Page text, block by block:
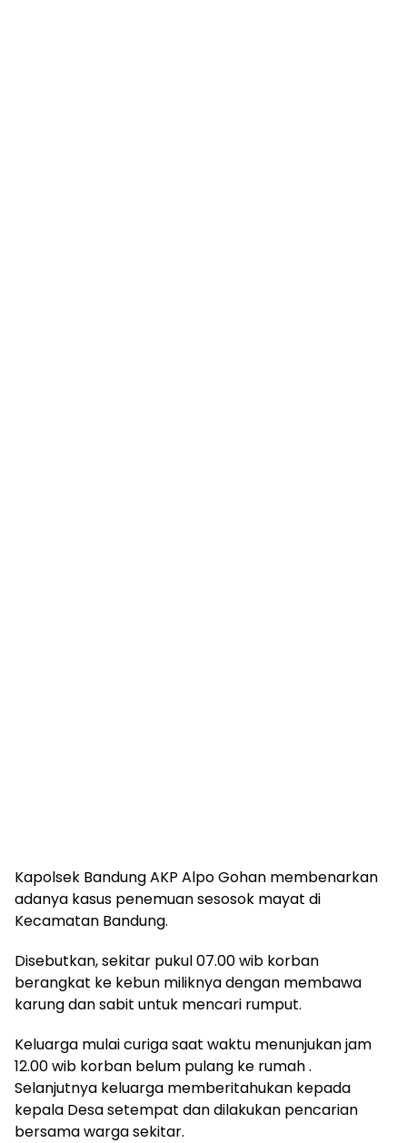
Kapolsek Bandung AKP Alpo Gohan membenarkan
adanya kasus penemuan sesosok mayat di
Kecamatan Bandung.
Disebutkan, sekitar pukul 07.00 wib korban
berangkat ke kebun miliknya dengan membawa
karung dan sabit untuk mencari rumput.
Keluarga mulai curiga saat waktu menunjukan jam
12.00 wib korban belum pulang ke rumah .
Selanjutnya keluarga memberitahukan kepada
kepala Desa setempat dan dilakukan pencarian
bersama warga sekitar.